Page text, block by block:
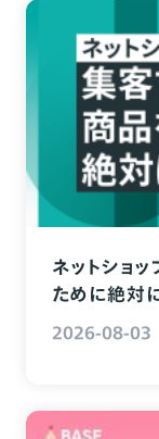
ネットショ
ために絶対
2026-08-03